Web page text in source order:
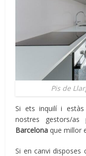
Pis de
Si ets inquilí i
nostres gestors/
Barcelona que millor
Si en canvi disposes